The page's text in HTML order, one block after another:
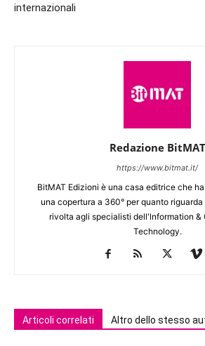
internazionali
Redazione BitMAT
https://www.bitmat.it/
BitMAT Edizioni è una casa editrice che
una copertura a 360° per quanto
rivolta agli specialisti dell'lnformation &
Technology.
Articoli correlati Altro dello stesso